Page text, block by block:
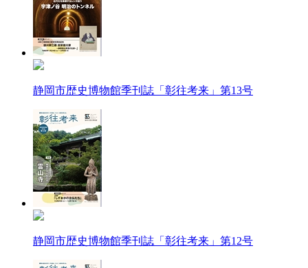
静岡市歴史博物館季刊誌「彰往考来」第13号
静岡市歴史博物館季刊誌「彰往考来」第12号